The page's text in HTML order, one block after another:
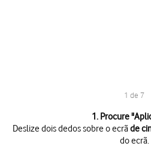
1 de 7
1. Procure "
Deslize dois dedos sobre o ecrãde
do ecrã.